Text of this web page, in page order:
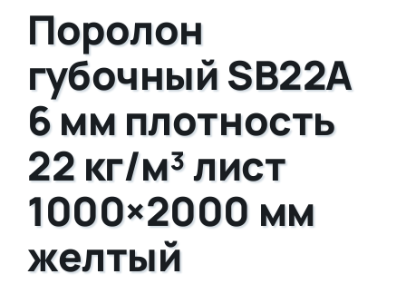
Поролон
губочный SB22A
6 мм плотность
22 кг/м³ лист
1000×2000 мм
желтый